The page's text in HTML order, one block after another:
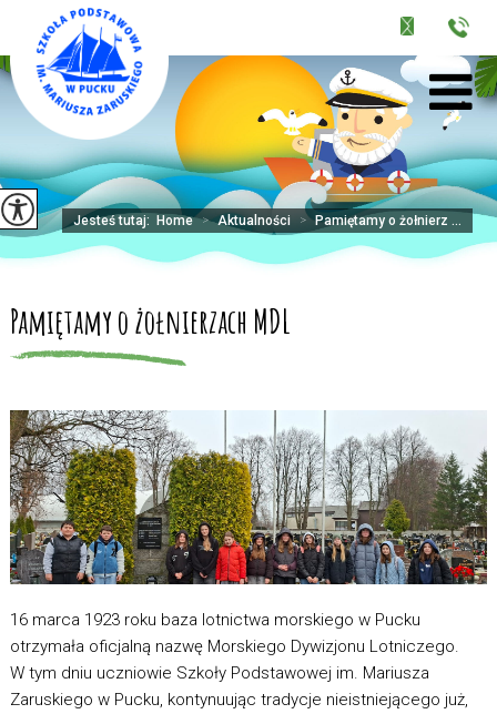
Jesteś tutaj: Home > Aktualności > Pamiętamy o żołnierz ...
Pamiętamy o żołnierzach MDL
16 marca 1923 roku baza lotnictwa morskiego w Pucku
otrzymała oficjalną nazwę Morskiego Dywizjonu Lotniczego.
W tym dniu uczniowie Szkoły Podstawowej im. Mariusza
Zaruskiego w Pucku, kontynuując tradycje nieistniejącego już,